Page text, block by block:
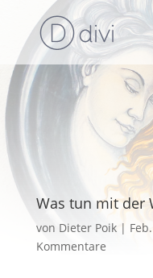
Was tun mit der
von Dieter Poik
Kommentare